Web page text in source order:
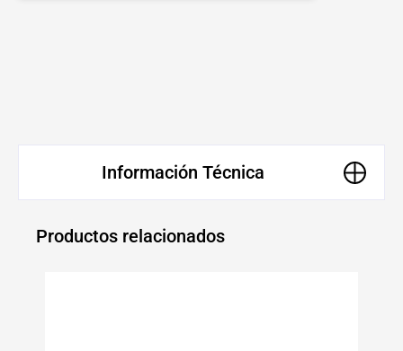
Información Técnica
Productos relacionados